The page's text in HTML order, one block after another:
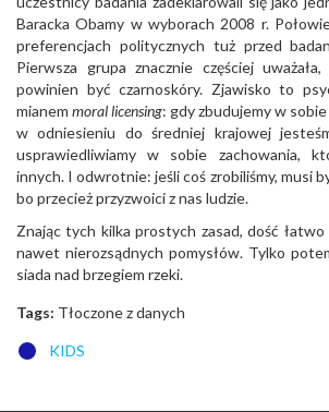
Baracka Obamy w wyborach 2008 r.
preferencjach politycznych tuż przed
Pierwsza grupa znacznie częściej
powinien być czarnoskóry. Zjawisko to
mianem moral licensing: gdy zbudujemy w
w odniesieniu do średniej krajowej
usprawiedliwiamy w sobie zachowania,
innych. I odwrotnie: jeśli coś zrobiliśmy, musi
bo przecież przyzwoici z nas ludzie.
Znając tych kilka prostych zasad, dość łatwo
nawet nierozsądnych pomysłów. Tylko
siada nad brzegiem rzeki.
Tags: Tłoczone z danych
KIDS